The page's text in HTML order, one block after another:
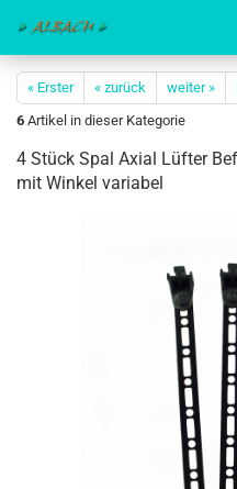
« Erster « zurück weiter »
6 Artikel in dieser Kategorie
4 Stück Spal Axial Lüfter
mit Winkel variabel